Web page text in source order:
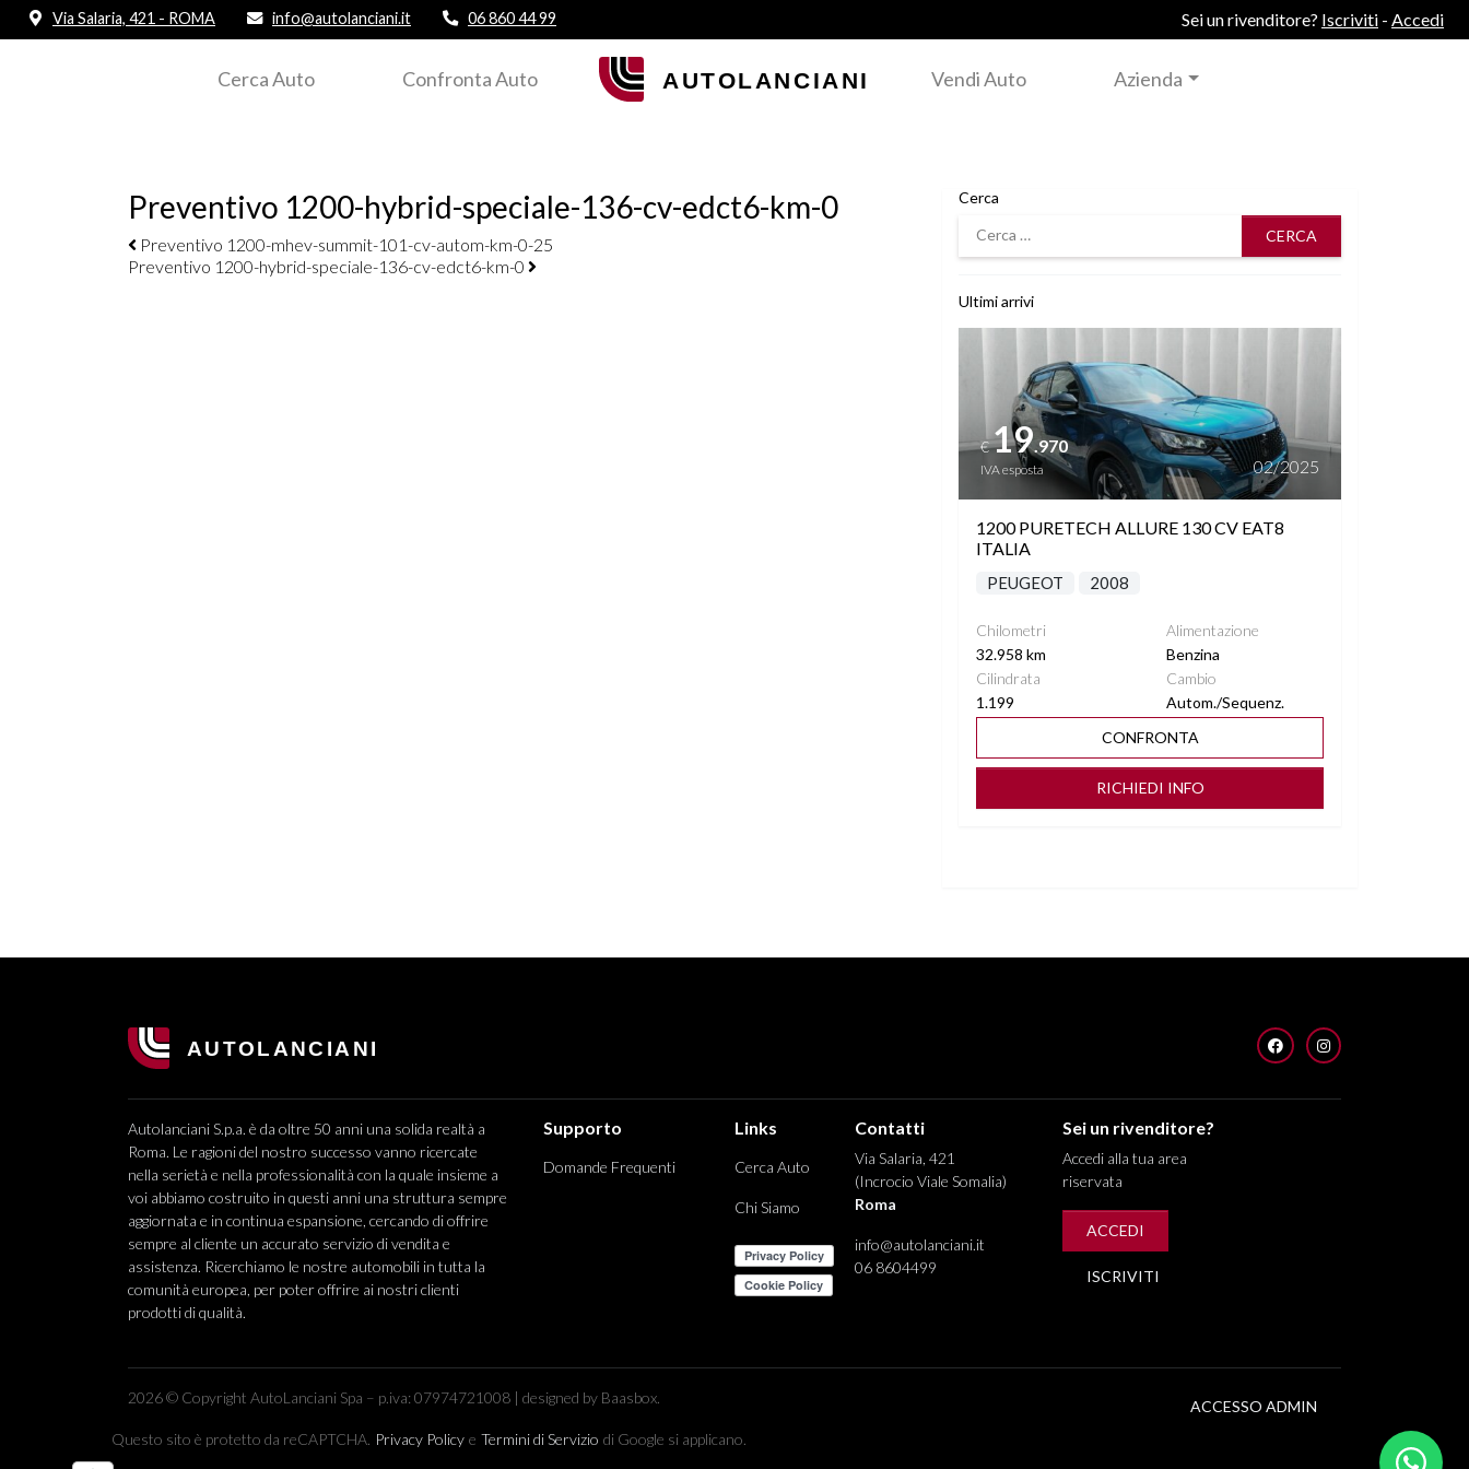
Via Salaria, 421 - ROMA info@autolanciani.it 06 860 44 99 Sei un rivenditore? Iscriviti - Accedi
Cerca Auto Confronta Auto Vendi Auto Azienda
Preventivo 1200-hybrid-speciale-136-cv-edct6-km-0
Navigazione elementi
Preventivo 1200-mhev-summit-101-cv-autom-km-0-25
Preventivo 1200-hybrid-speciale-136-cv-edct6-km-0
Cerca
Cerca
Ultimi arrivi
€19.970
IVA esposta 02/2025
1200 PURETECH ALLURE 130 CV EAT8
ITALIA
PEUGEOT 2008
Chilometri
32.958 km
Alimentazione
Benzina
Cilindrata
1.199
Cambio
Autom./Sequenz.
CONFRONTA
RICHIEDI INFO
FACEBOOKINSTAGRAM
Autolanciani S.p.a. è da oltre 50 anni una solida realtà a
Roma. Le ragioni del nostro successo vanno ricercate
nella serietà e nella professionalità con la quale insieme a
voi abbiamo costruito in questi anni una struttura sempre
aggiornata e in continua espansione, cercando di offrire
sempre al cliente un accurato servizio di vendita e
assistenza. Ricerchiamo le nostre automobili in tutta la
comunità europea, per poter offrire ai nostri clienti
prodotti di qualità.
Supporto
Domande Frequenti
Links
Cerca Auto
Chi Siamo
Contatti
Via Salaria, 421
(Incrocio Viale Somalia)
Roma
info@autolanciani.it
06 8604499
Sei un rivenditore?
Accedi alla tua area
riservata
ACCEDI
ISCRIVITI
2026 © Copyright AutoLanciani Spa – p.iva: 07974721008 | designed by Baasbox.
ACCESSO ADMIN
Questo sito è protetto da reCAPTCHA. Privacy Policy e Termini di Servizio di Google si applicano.